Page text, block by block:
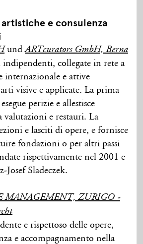
e consulenza
undARTcurators GmbH, Berna
indipendenti, collegate in rete a
internazionale e attive
visive e applicate. La prima
perizie e allestisce
e restauri. La
e lasciti di opere, e fornisce
fondazioni o per altri passi
rispettivamente nel 2001 e
Josef Sladeczek.
MANAGEMENT, ZURIGO -
e rispettoso delle opere,
e accompagnamento nella